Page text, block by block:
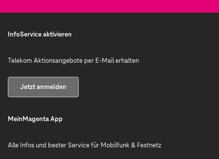
InfoService aktivieren
Telekom Aktionsangebote per E-Mail erhalten
Jetzt anmelden
MeinMagenta App
Alle Infos und bester Service für Mobilfunk & Festnetz